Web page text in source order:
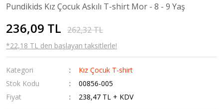
Pundikids Kız Çocuk Askılı T-shirt Mor - 8 - 9 Yaş
236,09 TL 262,32 TL
*22,18 TL den başlayan taksitlerle!
Kategori
Kız Çocuk T-shirt
Stok Kodu
00856-005
Fiyat
238,47 TL + KDV